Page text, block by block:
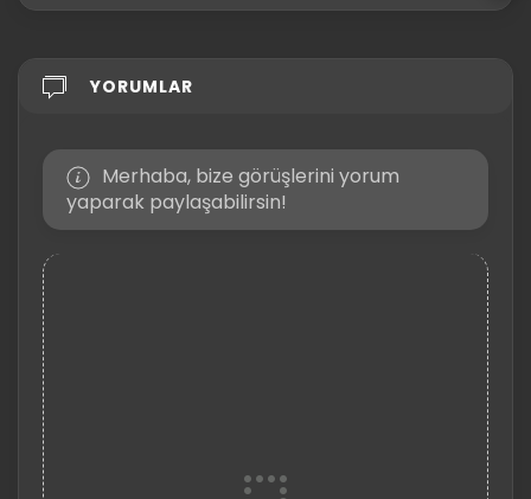
YORUMLAR
Merhaba, bize görüşlerini yorum
yaparak paylaşabilirsin!